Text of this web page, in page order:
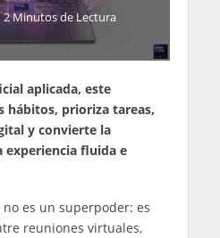
2 Minutos de Lectura
aplicada, este
hábitos, prioriza tareas,
y convierte la
fluida e
es un superpoder: es
reuniones virtuales,